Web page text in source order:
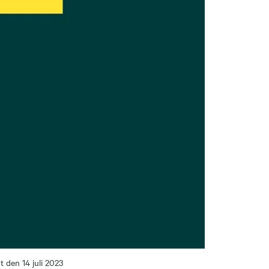
den 14 juli 2023